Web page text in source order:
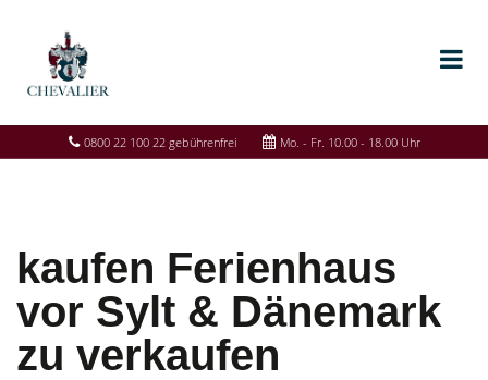
0800 22 100 22 gebührenfrei Mo. - Fr. 10.00 - 18.00 Uhr
kaufen Ferienhaus
vor Sylt & Dänemark
zu verkaufen